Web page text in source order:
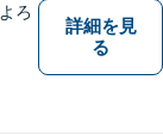
ろ
詳細を見
る